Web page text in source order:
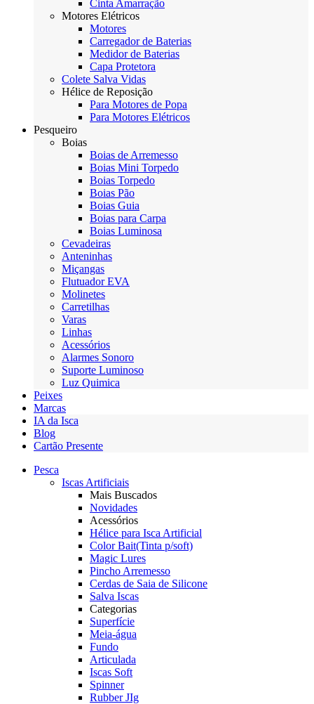
Cinta Amarração
Motores Elétricos
Motores
Carregador de Baterias
Medidor de Baterias
Capa Protetora
Colete Salva Vidas
Hélice de Reposição
Para Motores de Popa
Para Motores Elétricos
Pesqueiro
Boias
Boias de Arremesso
Boias Mini Torpedo
Boias Torpedo
Boias Pão
Boias Guia
Boias para Carpa
Boias Luminosa
Cevadeiras
Anteninhas
Miçangas
Flutuador EVA
Molinetes
Carretilhas
Varas
Linhas
Acessórios
Alarmes Sonoro
Suporte Luminoso
Luz Quimica
Peixes
Marcas
IA da Isca
Blog
Cartão Presente
Pesca
Iscas Artificiais
Mais Buscados
Novidades
Acessórios
Hélice para Isca Artificial
Color Bait(Tinta p/soft)
Magic Lures
Pincho Arremesso
Cerdas de Saia de Silicone
Salva Iscas
Categorias
Superfície
Meia-água
Fundo
Articulada
Iscas Soft
Spinner
Rubber JIg